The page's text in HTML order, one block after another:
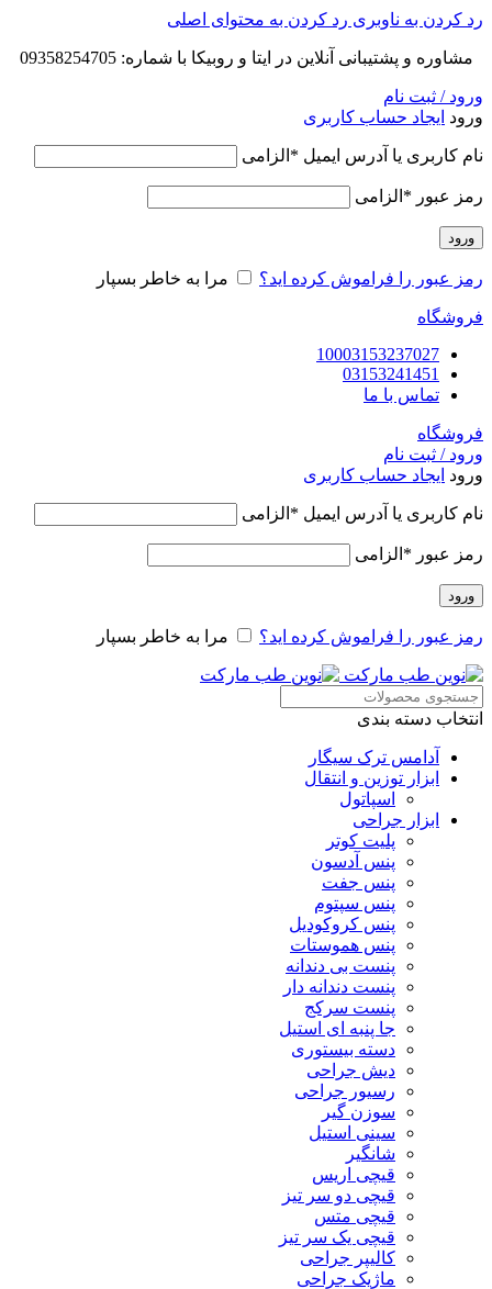
رد کردن به ناوبری رد کردن به محتوای اصلی
مشاوره و پشتیبانی آنلاین در ایتا و روبیکا با شماره: 09358254705
ورود / ثبت نام
ورود ایجاد حساب کاربری
نام کاربری یا آدرس ایمیل * الزامی
رمز عبور * الزامی
ورود
رمز عبور را فراموش کرده اید؟ مرا به خاطر بسپار
فروشگاه
10003153237027
03153241451
تماس با ما
فروشگاه
ورود / ثبت نام
ورود ایجاد حساب کاربری
نام کاربری یا آدرس ایمیل * الزامی
رمز عبور * الزامی
ورود
رمز عبور را فراموش کرده اید؟ مرا به خاطر بسپار
انتخاب دسته بندی
آدامس ترک سیگار
ابزار توزین و انتقال
اسپاتول
ابزار جراحی
پلیت کوتر
پنس آدسون
پنس جفت
پنس سپتوم
پنس کروکودیل
پنس هموستات
پنست بی دندانه
پنست دندانه دار
پنست سرکج
جا پنبه ای استیل
دسته بیستوری
دیش جراحی
رسیور جراحی
سوزن گیر
سینی استیل
شانگیر
قیچی اریس
قیچی دو سر تیز
قیچی متس
قیچی یک سر تیز
کالیپر جراحی
ماژیک جراحی